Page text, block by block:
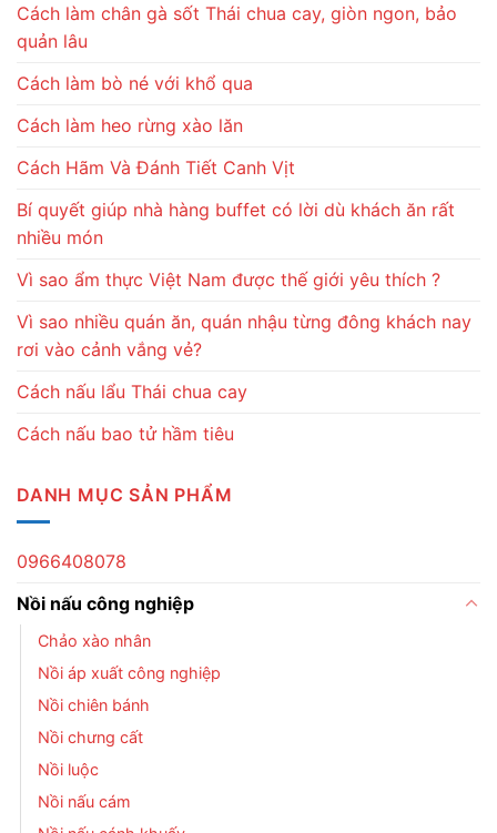
Cách làm chân gà sốt Thái chua cay, giòn ngon, bảo
quản lâu
Cách làm bò né với khổ qua
Cách làm heo rừng xào lăn
Cách Hãm Và Đánh Tiết Canh Vịt
Bí quyết giúp nhà hàng buffet có lời dù khách ăn rất
nhiều món
Vì sao ẩm thực Việt Nam được thế giới yêu thích ?
Vì sao nhiều quán ăn, quán nhậu từng đông khách nay
rơi vào cảnh vắng vẻ?
Cách nấu lẩu Thái chua cay
Cách nấu bao tử hầm tiêu
DANH MỤC SẢN PHẨM
0966408078
Nồi nấu công nghiệp
Chảo xào nhân
Nồi áp xuất công nghiệp
Nồi chiên bánh
Nồi chưng cất
Nồi luộc
Nồi nấu cám